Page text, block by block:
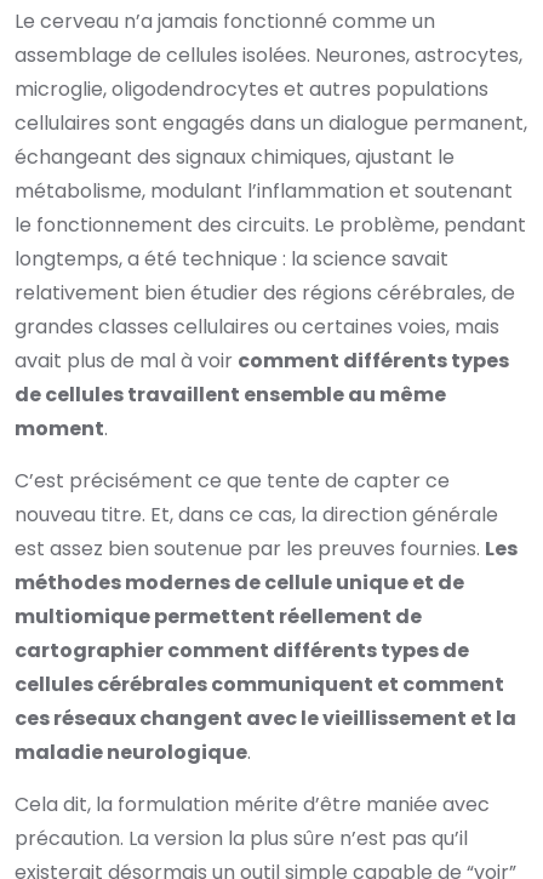
Le cerveau n’a jamais fonctionné comme un
assemblage de cellules isolées. Neurones, astrocytes,
microglie, oligodendrocytes et autres populations
cellulaires sont engagés dans un dialogue permanent,
échangeant des signaux chimiques, ajustant le
métabolisme, modulant l’inflammation et soutenant
le fonctionnement des circuits. Le problème, pendant
longtemps, a été technique : la science savait
relativement bien étudier des régions cérébrales, de
grandes classes cellulaires ou certaines voies, mais
avait plus de mal à voir comment différents types
de cellules travaillent ensemble au même
moment.
C’est précisément ce que tente de capter ce
nouveau titre. Et, dans ce cas, la direction générale
est assez bien soutenue par les preuves fournies. Les
méthodes modernes de cellule unique et de
multiomique permettent réellement de
cartographier comment différents types de
cellules cérébrales communiquent et comment
ces réseaux changent avec le vieillissement et la
maladie neurologique.
Cela dit, la formulation mérite d’être maniée avec
précaution. La version la plus sûre n’est pas qu’il
existerait désormais un outil simple capable de “voir”